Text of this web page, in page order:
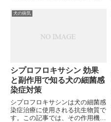
脳の健康維持のポイントをお伝え
します。愛犬の健康寿命を延ばす
犬の病気
シプロフロキサシン 効果
と副作用で知る犬の細菌感
染症対策
シプロフロキサシンは犬の細菌感
染症治療に使用される抗生物質で
す。この記事では、その作用機序